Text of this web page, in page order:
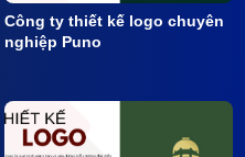
Công ty thiết kế logo chuyên
nghiệp Puno